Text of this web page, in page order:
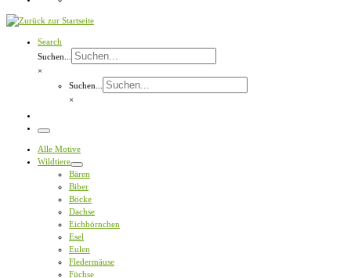
Search
Suchen...
×
Suchen...
×
Menü
Alle Motive
Wildtiere
Bären
Biber
Böcke
Dachse
Eichhörnchen
Esel
Eulen
Fledermäuse
Füchse